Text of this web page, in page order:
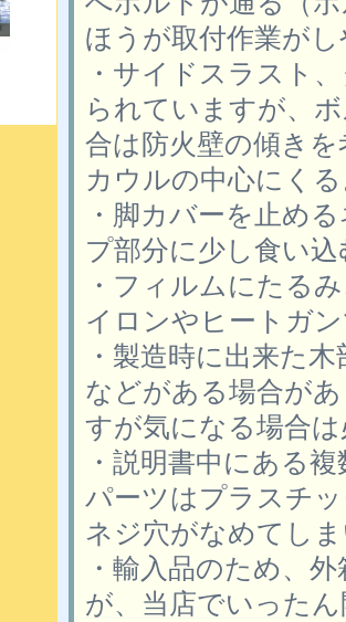
ほうが取付作業が
・サイドスラスト
られていますが、
合は防火壁の傾き
カウルの中心にく
・脚カバーを止め
プ部分に少し食い
・フィルムにたる
イロンやヒートガ
・製造時に出来た
などがある場合が
すが気になる場合
・説明書中にある
パーツはプラスチ
ネジ穴がなめてし
・輸入品のため、
が、当店でいった